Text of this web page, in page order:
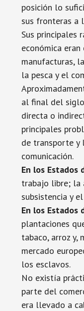
posición lo
sus fronteras a
Sus principales
económica
manufacturas,
la pesca y el
al final del
directa o
principales
de transporte y
comunicación.
En los Estados
trabajo libre; la
subsistencia y
En los Estados
plantaciones
tabaco, arroz y,
mercado
los esclavos.
No existía
parte del
era llevado a